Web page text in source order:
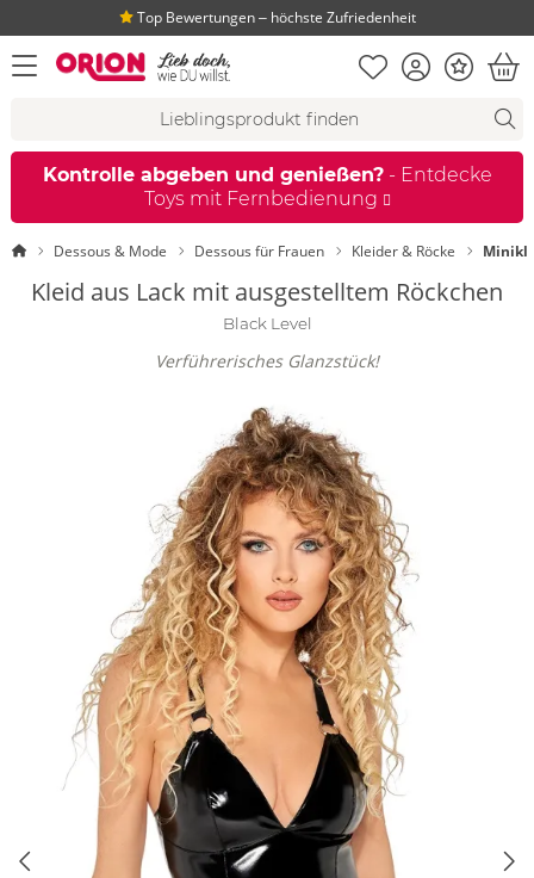
Top Bewertungen ‒ höchste Zufriedenheit
Menü öffnen Merkliste
KontoBonus
Kontrolle abgeben und genießen?- Entdecke
Toys mit Fernbedienung
StartseiteDessous & Mode Dessous für Frauen Kleider & Röcke
Kleid aus Lack mit ausgestelltem Röckchen
Black Level
Verführerisches Glanzstück!